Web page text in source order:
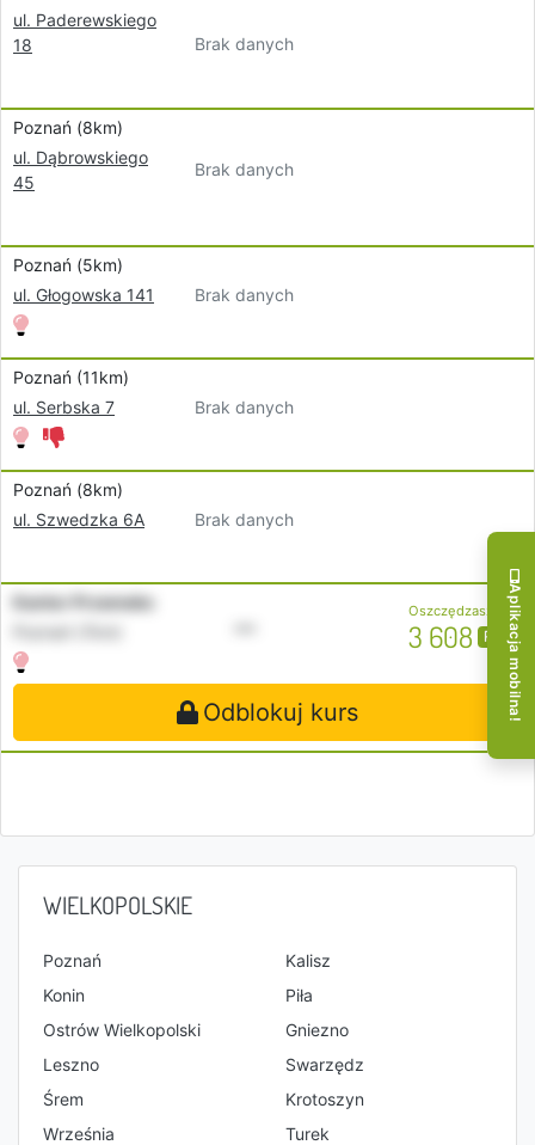
ul. Paderewskiego
18
Brak danych
Poznań (8km)
ul. Dąbrowskiego
45
Brak danych
Poznań (5km)
ul. Głogowska 141
Brak danych
Poznań (11km)
ul. Serbska 7
Brak danych
Poznań (8km)
ul. Szwedzka 6A
Brak danych
Kantor Przemeks
•••
Oszczędzasz
3 608 PLN
Odblokuj kurs
WIELKOPOLSKIE
Poznań
Kalisz
Konin
Piła
Ostrów Wielkopolski
Gniezno
Leszno
Swarzędz
Śrem
Krotoszyn
Września
Turek
Aplikacja mobilna!